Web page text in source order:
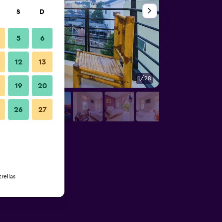
1/28
S D
5 6
12 13
19 20
26 27